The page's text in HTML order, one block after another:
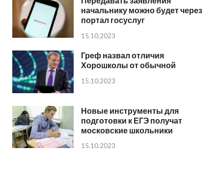
начальнику можно будет через
портал госуслуг
15.10.2023
Греф назвал отличия
Хорошколы от обычной
15.10.2023
Новые инструменты для
подготовки к ЕГЭ получат
московские школьники
15.10.2023